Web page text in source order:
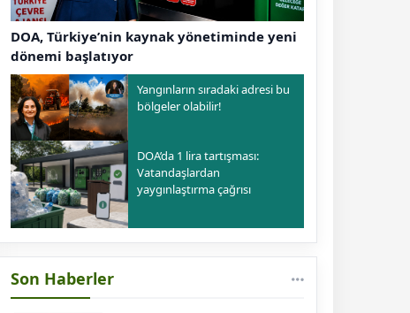
DOA, Türkiye’nin kaynak yönetiminde yeni
dönemi başlatıyor
Yangınların sıradaki adresi bu
bölgeler olabilir!
DOA’da 1 lira tartışması:
Vatandaşlardan
yaygınlaştırma çağrısı
Son Haberler